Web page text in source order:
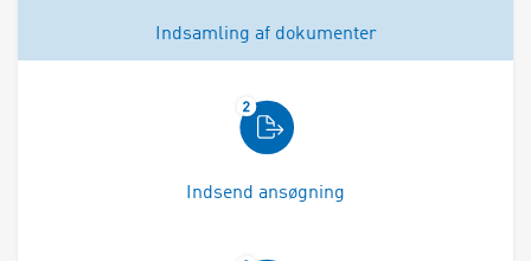
Indsamling af dokumenter
Indsend ansøgning